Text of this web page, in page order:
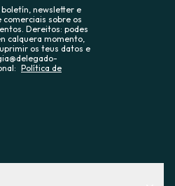
newsletter e
sobre os
Dereitos: podes
calquera momento,
os teus datos e
Política de